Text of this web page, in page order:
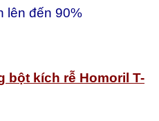
lên đến 90%
bột kích rễ Homoril T-